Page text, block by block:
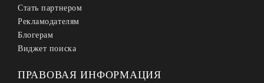
Стать партнером
Рекламодателям
Блогерам
Виджет поиска
ПРАВОВАЯ ИНФОРМАЦИЯ